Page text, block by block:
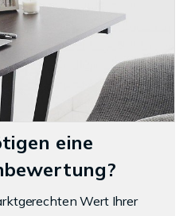
eine
Wert Ihrer